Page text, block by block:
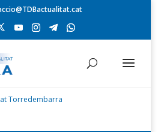
Torredembarra